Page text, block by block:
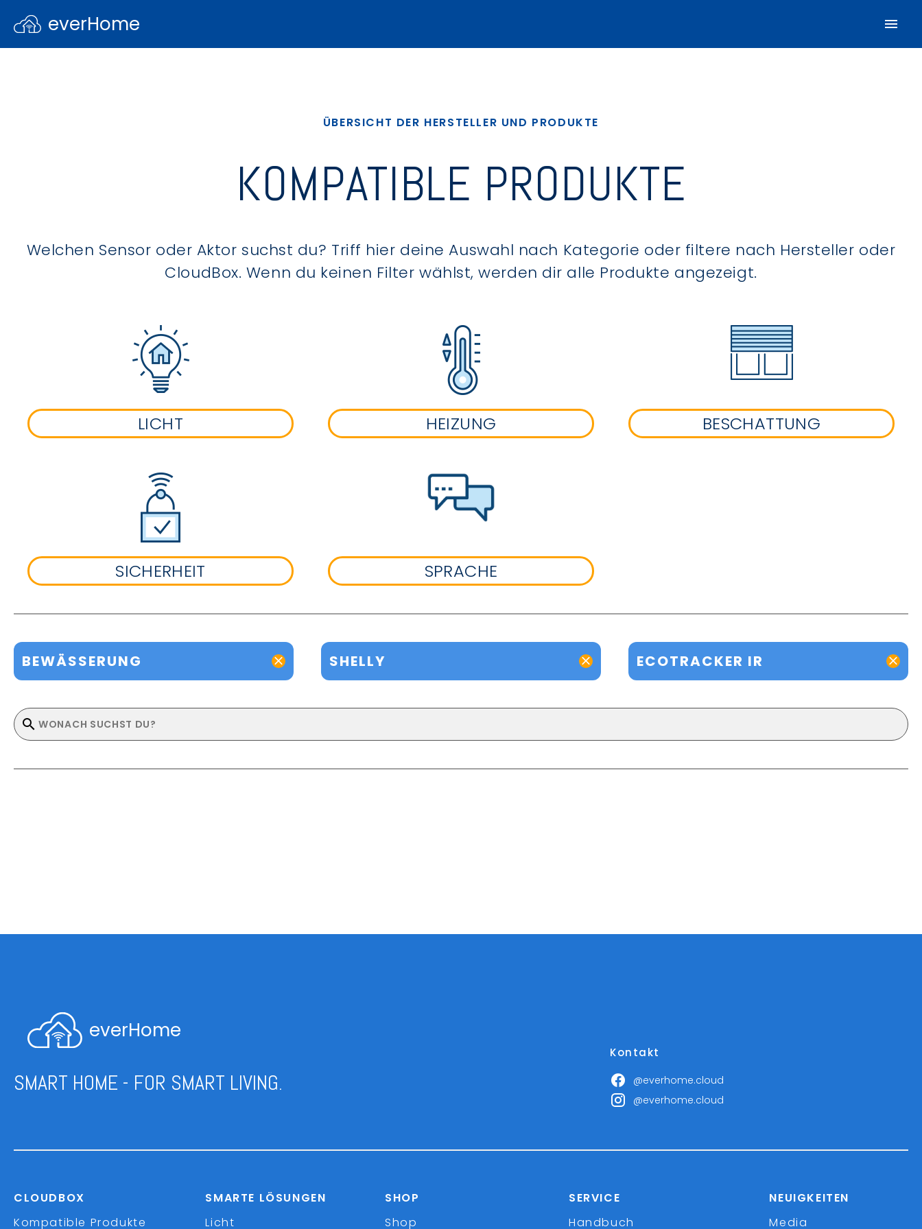
everHome
ÜBERSICHT DER HERSTELLER UND PRODUKTE
KOMPATIBLE PRODUKTE
Welchen Sensor oder Aktor suchst du? Triff hier deine Auswahl nach Kategorie oder filtere nach Hersteller oder
CloudBox. Wenn du keinen Filter wählst, werden dir alle Produkte angezeigt.
LICHT HEIZUNG BESCHATTUNG
SICHERHEIT SPRACHE
BEWÄSSERUNG SHELLY ECOTRACKER IR
everHome
SMART HOME - FOR SMART LIVING.
Kontakt
@everhome.cloud
@everhome.cloud
CLOUDBOX
Kompatible Produkte
SMARTE LÖSUNGEN
Licht
SHOP
Shop
SERVICE
Handbuch
NEUIGKEITEN
Media